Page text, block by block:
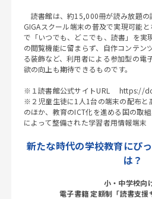
読書館は、約15,000冊が読み放題の
GIGAスクール端末の普及で実現可能
で「いつでも、どこでも、読書」を実
の閲覧機能に留まらず、自作コンテン
る装飾など、利用者による参加型の電
欲の向上も期待できるものです。
※１読書館公式サイトURL https://
※２児童生徒に1人1台の端末の配布と
のほか、教育のICT化を進める国の取
によって整備された学習者用情報端末
新たな時代の学校教育にぴ
は？
小・中学校向
電子書籍 定額制「読書支援